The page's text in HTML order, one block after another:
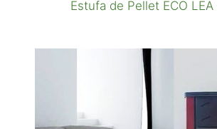
Estufa de Pellet ECO LEA